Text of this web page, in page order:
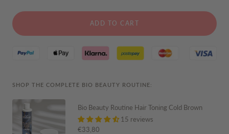
ADD TO CART
SHOP THE COMPLETE BIO BEAUTY ROUTINE:
Bio Beauty Routine Hair Toning Cold Brown
15 reviews
Sale
€33,80